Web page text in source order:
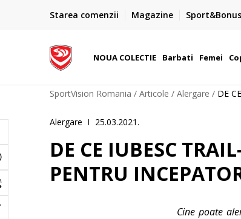
Starea comenzii Magazine Sport&Bonus
Plateste cu cardul in siguranta prin WSPay - Visa,
NOUA COLECTIE Barbati Femei
SportVision Romania Articole Alergare DE
Alergare 25.03.2021.
DE CE IUBESC
PENTRU
Cine poate